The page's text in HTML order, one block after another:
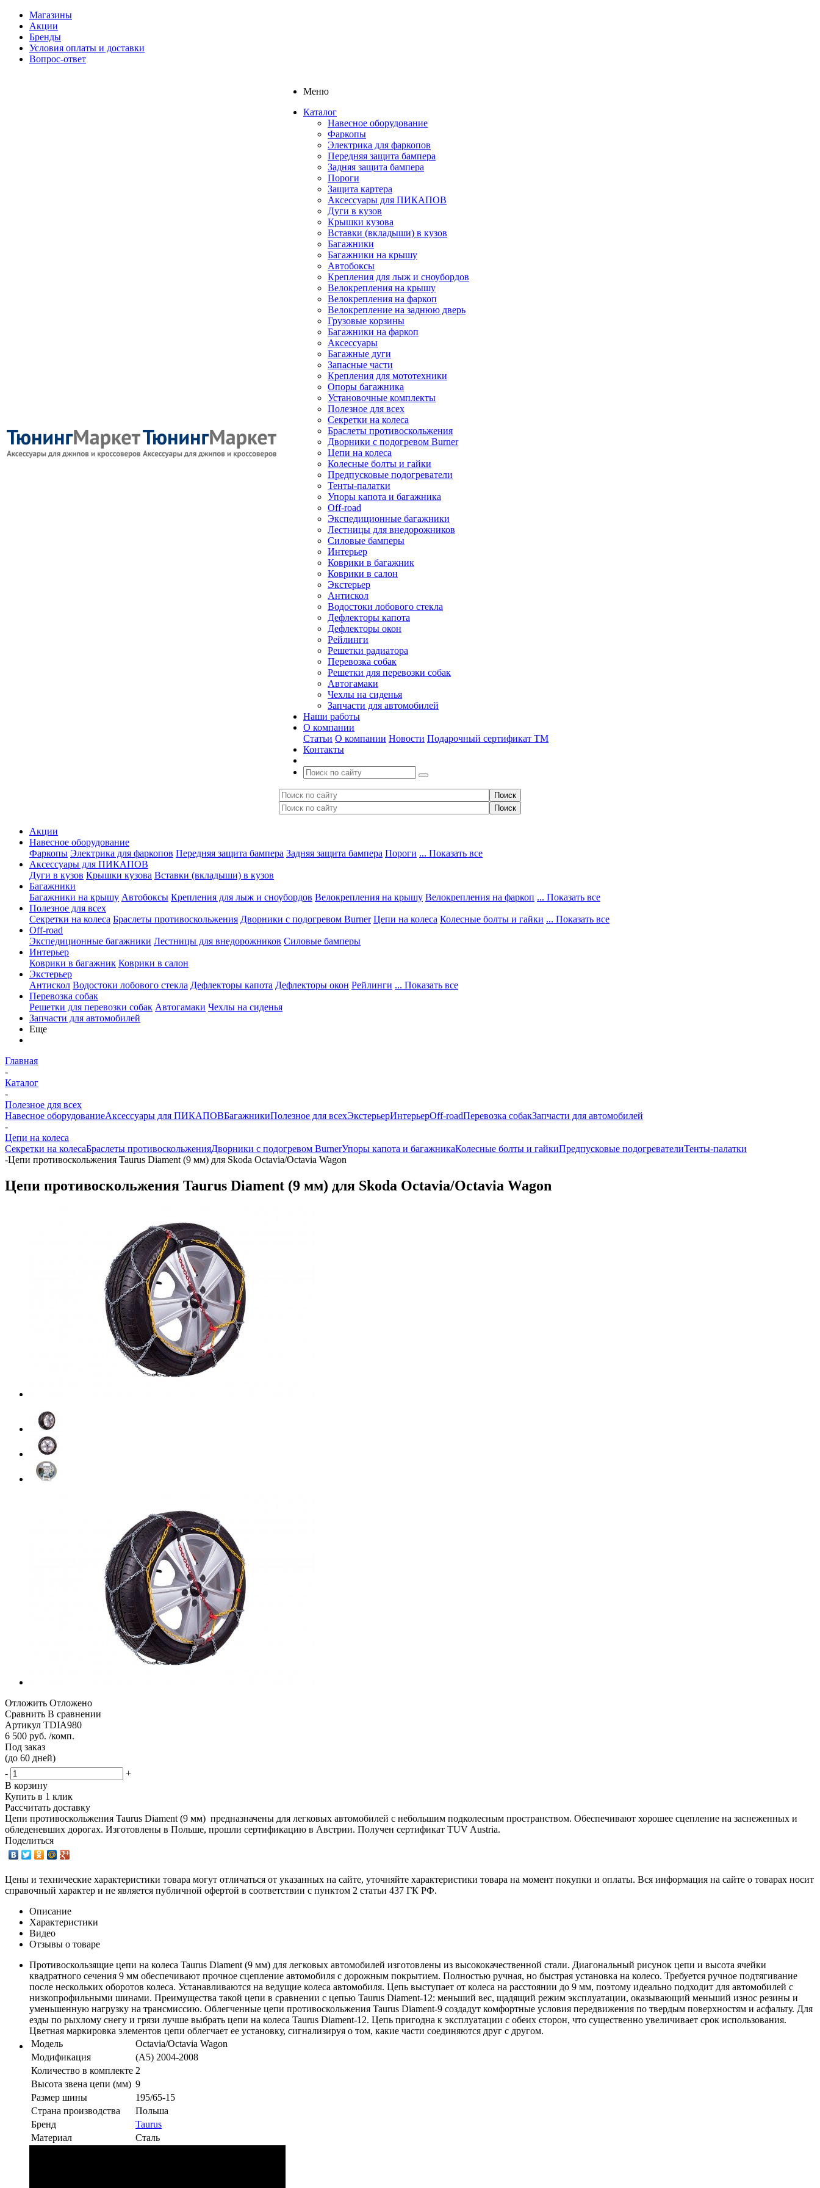
Магазины
Акции
Бренды
Условия оплаты и доставки
Вопрос-ответ
Меню
Каталог
Навесное оборудование
Фаркопы
Электрика для фаркопов
Передняя защита бампера
Задняя защита бампера
Пороги
Защита картера
Аксессуары для ПИКАПОВ
Дуги в кузов
Крышки кузова
Вставки (вкладыши) в кузов
Багажники
Багажники на крышу
Автобоксы
Крепления для лыж и сноубордов
Велокрепления на крышу
Велокрепления на фаркоп
Велокрепление на заднюю дверь
Грузовые корзины
Багажники на фаркоп
Аксессуары
Багажные дуги
Запасные части
Крепления для мототехники
Опоры багажника
Установочные комплекты
Полезное для всех
Секретки на колеса
Браслеты противоскольжения
Дворники с подогревом Burner
Цепи на колеса
Колесные болты и гайки
Предпусковые подогреватели
Тенты-палатки
Упоры капота и багажника
Off-road
Экспедиционные багажники
Лестницы для внедорожников
Силовые бамперы
Интерьер
Коврики в багажник
Коврики в салон
Экстерьер
Антискол
Водостоки лобового стекла
Дефлекторы капота
Дефлекторы окон
Рейлинги
Решетки радиатора
Перевозка собак
Решетки для перевозки собак
Автогамаки
Чехлы на сиденья
Запчасти для автомобилей
Наши работы
О компании
Статьи О компании Новости Подарочный сертификат ТМ
Контакты
Акции
Навесное оборудование
Фаркопы Электрика для фаркопов Передняя защита бампера Задняя защита бампера Пороги ... Показать все
Аксессуары для ПИКАПОВ
Дуги в кузов Крышки кузова Вставки (вкладыши) в кузов
Багажники
Багажники на крышу Автобоксы Крепления для лыж и сноубордов Велокрепления на крышу Велокрепления на фаркоп ... Показать все
Полезное для всех
Секретки на колеса Браслеты противоскольжения Дворники с подогревом Burner Цепи на колеса Колесные болты и гайки ... Показать все
Off-road
Экспедиционные багажники Лестницы для внедорожников Силовые бамперы
Интерьер
Коврики в багажник Коврики в салон
Экстерьер
Антискол Водостоки лобового стекла Дефлекторы капота Дефлекторы окон Рейлинги ... Показать все
Перевозка собак
Решетки для перевозки собак Автогамаки Чехлы на сиденья
Запчасти для автомобилей
Еще
Главная
-
Каталог
-
Полезное для всех
Навесное оборудованиеАксессуары для ПИКАПОВБагажникиПолезное для всехЭкстерьерИнтерьерOff-roadПеревозка собакЗапчасти для автомобилей
-
Цепи на колеса
Секретки на колесаБраслеты противоскольженияДворники с подогревом BurnerУпоры капота и багажникаКолесные болты и гайкиПредпусковые подогревателиТенты-палатки
-Цепи противоскольжения Taurus Diament (9 мм) для Skoda Octavia/Octavia Wagon
Цепи противоскольжения Taurus Diament (9 мм) для Skoda Octavia/Octavia Wagon
Отложить Отложено
Сравнить В сравнении
Артикул TDIA980
6 500 руб. /комп.
Под заказ
(до 60 дней)
-
+
В корзину
Купить в 1 клик
Рассчитать доставку
Цепи противоскольжения Taurus Diament (9 мм) предназначены для легковых автомобилей с небольшим подколесным пространством. Обеспечивают хорошее сцепление на заснеженных и
обледеневших дорогах. Изготовлены в Польше, прошли сертификацию в Австрии. Получен сертификат TUV Austria.
Поделиться
Цены и технические характеристики товара могут отличаться от указанных на сайте, уточняйте характеристики товара на момент покупки и оплаты. Вся информация на сайте о товарах носит
справочный характер и не является публичной офертой в соответствии с пунктом 2 статьи 437 ГК РФ.
Описание
Характеристики
Видео
Отзывы о товаре
Противоскользящие цепи на колеса Taurus Diament (9 мм) для легковых автомобилей изготовлены из высококачественной стали. Диагональный рисунок цепи и высота ячейки
квадратного сечения 9 мм обеспечивают прочное сцепление автомобиля с дорожным покрытием. Полностью ручная, но быстрая установка на колесо. Требуется ручное подтягивание
после нескольких оборотов колеса. Устанавливаются на ведущие колеса автомобиля. Цепь выступает от колеса на расстоянии до 9 мм, поэтому идеально подходит для автомобилей с
низкопрофильными шинами. Преимущества такой цепи в сравнении с цепью Taurus Diament-12: меньший вес, щадящий режим эксплуатации, оказывающий меньший износ резины и
уменьшенную нагрузку на трансмиссию. Облегченные цепи противоскольжения Taurus Diament-9 создадут комфортные условия передвижения по твердым поверхностям и асфальту. Для
езды по рыхлому снегу и грязи лучше выбрать цепи на колеса Taurus Diament-12. Цепь пригодна к эксплуатации с обеих сторон, что существенно увеличивает срок использования.
Цветная маркировка элементов цепи облегчает ее установку, сигнализируя о том, какие части соединяются друг с другом.
Модель
Octavia/Octavia Wagon
Модификация
(A5) 2004-2008
Количество в комплекте 2
Высота звена цепи (мм) 9
Размер шины
195/65-15
Страна производства
Польша
Бренд
Taurus
Материал
Сталь